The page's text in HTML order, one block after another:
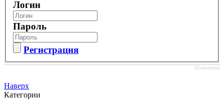
Логин
Пароль
Регистрация
JComments
Наверх
Категории